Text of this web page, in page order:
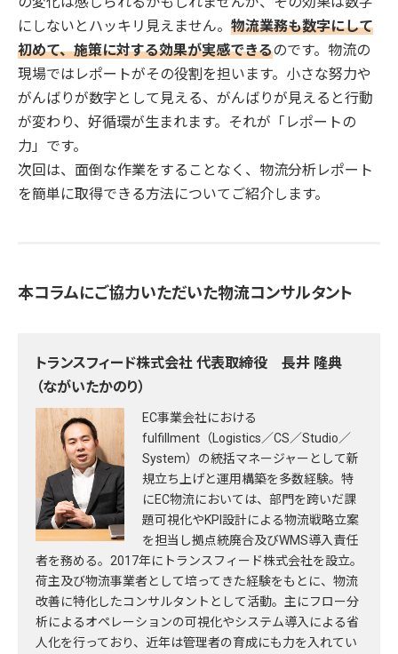
にしないとハッキリ見えません。 物流業務も数字にして
初めて、施策に対する効果が実感できるのです。物流の
現場ではレポートがその役割を担います。小さな努力や
がんばりが数字として見える、がんばりが見えると行動
が変わり、好循環が生まれます。それが「レポートの
力」です。
次回は、面倒な作業をすることなく、物流分析レポート
を簡単に取得できる方法についてご紹介します。
本コラムにご協力いただいた物流コンサルタント
トランスフィード株式会社 代表取締役 長井 隆典
（ながいたかのり）
EC事業会社における
fulfillment（Logistics／CS／Studio／
System）の統括マネージャーとして新
規立ち上げと運用構築を多数経験。特
にEC物流においては、部門を跨いだ課
題可視化やKPI設計による物流戦略立案
を担当し拠点統廃合及びWMS導入責任
者を務める。2017年にトランスフィード株式会社を設立。
荷主及び物流事業者として培ってきた経験をもとに、物流
改善に特化したコンサルタントとして活動。主にフロー分
析によるオペレーションの可視化やシステム導入による省
人化を行っており、近年は管理者の育成にも力を入れてい